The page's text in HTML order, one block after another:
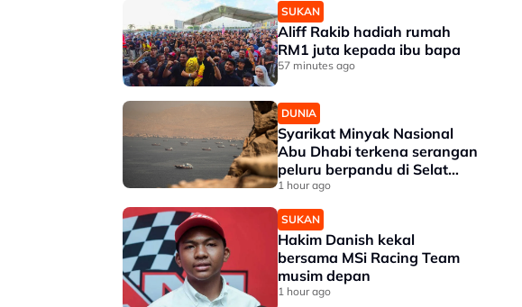
SUKAN
Aliff Rakib hadiah rumah
RM1 juta kepada ibu bapa
57 minutes ago
DUNIA
Syarikat Minyak Nasional
Abu Dhabi terkena serangan
peluru berpandu di Selat
Hormuz
1 hour ago
SUKAN
Hakim Danish kekal
bersama MSi Racing Team
musim depan
1 hour ago